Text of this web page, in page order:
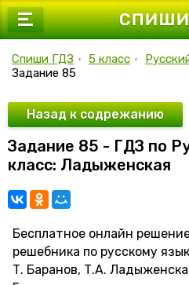
7 класс
9 класс
10 класс
11 класс
Спиши ГДЗ • 5 класс •
Задание 85
Назад к содрежанию
Задание 85 - ГДЗ по
класс: Ладыженская
Бесплатное онлайн
решебника по русскому
Т. Баранов, Т.А.